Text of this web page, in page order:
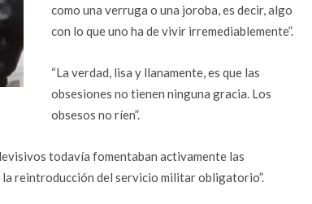
como una verruga o una joroba, es decir, algo
con lo que uno ha de vivir irremediablemente”.
“La verdad, lisa y llanamente, es que las
obsesiones no tienen ninguna gracia. Los
obsesos no ríen”.
todavía fomentaban activamente las
reintroducción del servicio militar obligatorio”.